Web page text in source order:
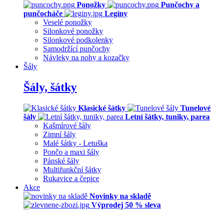
Ponožky
Punčochy a
punčocháče
Legíny
Veselé ponožky
Silonkové ponožky
Silonkové podkolenky
Samodržící punčochy
Návleky na nohy a kozačky
Šály
Šály, šátky
Klasické šátky
Tunelové
šály
Letní šátky, tuniky, parea
Kašmírové šály
Zimní šály
Malé šátky - Letuška
Pončo a maxi šály
Pánské šály
Multifunkční šátky
Rukavice a čepice
Akce
Novinky na skladě
Výprodej 50 % sleva